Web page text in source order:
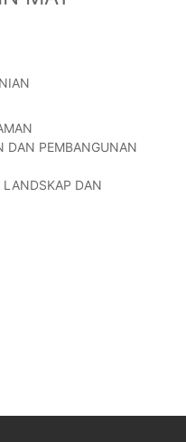
DAN PEMBANGUNAN
LANDSKAP DAN